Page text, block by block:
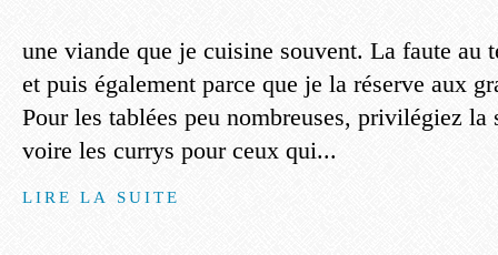
une viande que je cuisine souvent. La faute au
et puis également parce que je la réserve aux
Pour les tablées peu nombreuses, privilégiez la
voire les currys pour ceux qui...
LIRE LA SUITE